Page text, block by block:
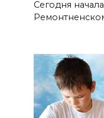
Сегодня